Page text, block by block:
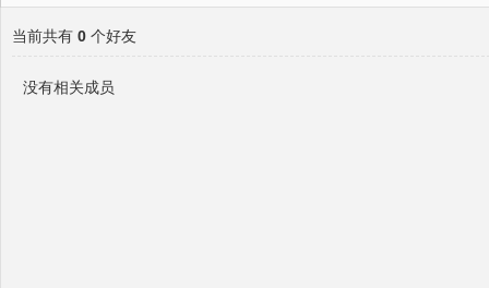
当前共有 0 个好友
没有相关成员